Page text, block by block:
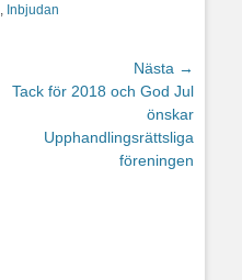
, Inbjudan
Nästa →
Nästa
Tack för 2018 och God Jul
önskar
Upphandlingsrättsliga
föreningen